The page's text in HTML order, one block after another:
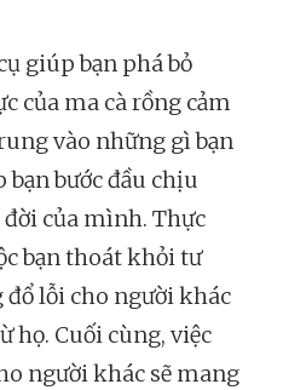
giúp bạn phá bỏ
của ma cà rồng cảm
vào những gì bạn
bước đầu chịu
của mình. Thực
bạn thoát khỏi tư
lỗi cho người khác
họ. Cuối cùng, việc
người khác sẽ mang